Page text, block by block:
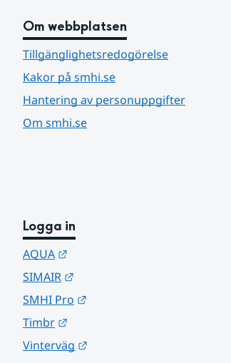
Om webbplatsen
Tillgänglighetsredogörelse
Kakor på smhi.se
Hantering av personuppgifter
Om smhi.se
Logga in
AQUA
SIMAIR
SMHI Pro
Timbr
Vinterväg